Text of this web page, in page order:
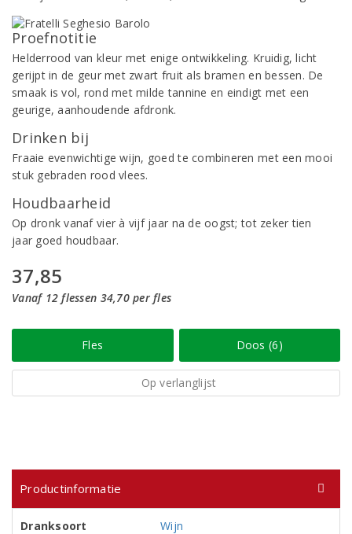
Proefnotitie
Helderrood van kleur met enige ontwikkeling. Kruidig, licht
gerijpt in de geur met zwart fruit als bramen en bessen. De
smaak is vol, rond met milde tannine en eindigt met een
geurige, aanhoudende afdronk.
Drinken bij
Fraaie evenwichtige wijn, goed te combineren met een mooi
stuk gebraden rood vlees.
Houdbaarheid
Op dronk vanaf vier à vijf jaar na de oogst; tot zeker tien
jaar goed houdbaar.
37,85
Vanaf 12 flessen 34,70 per fles
Fles Doos (6)
Op verlanglijst
Productinformatie
Dranksoort
Wijn